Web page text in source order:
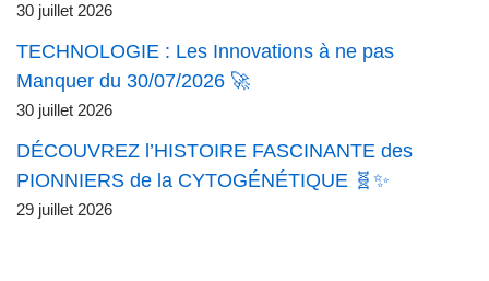
30 juillet 2026
TECHNOLOGIE : Les Innovations à ne pas
Manquer du 30/07/2026 🚀
30 juillet 2026
DÉCOUVREZ l’HISTOIRE FASCINANTE des
PIONNIERS de la CYTOGÉNÉTIQUE 🧬✨
29 juillet 2026